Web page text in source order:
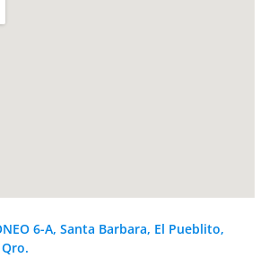
6-A, Santa Barbara, El Pueblito,